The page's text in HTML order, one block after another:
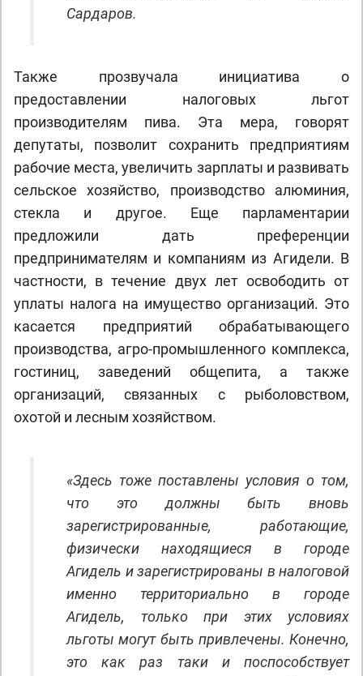
Сардаров.
Также прозвучала инициатива о
предоставлении налоговых льгот
производителям пива. Эта мера, говорят
депутаты, позволит сохранить предприятиям
рабочие места, увеличить зарплаты и развивать
сельское хозяйство, производство алюминия,
стекла и другое. Еще парламентарии
предложили дать преференции
предпринимателям и компаниям из Агидели. В
частности, в течение двух лет освободить от
уплаты налога на имущество организаций. Это
касается предприятий обрабатывающего
производства, агро-промышленного комплекса,
гостиниц, заведений общепита, а также
организаций, связанных с рыболовством,
охотой и лесным хозяйством.
«Здесь тоже поставлены условия о том,
что это должны быть вновь
зарегистрированные, работающие,
физически находящиеся в городе
Агидель и зарегистрированы в налоговой
именно территориально в городе
Агидель, только при этих условиях
льготы могут быть привлечены. Конечно,
это как раз таки и поспособствует